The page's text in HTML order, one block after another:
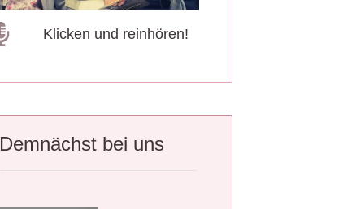
Klicken und reinhören!
Demnächst bei uns